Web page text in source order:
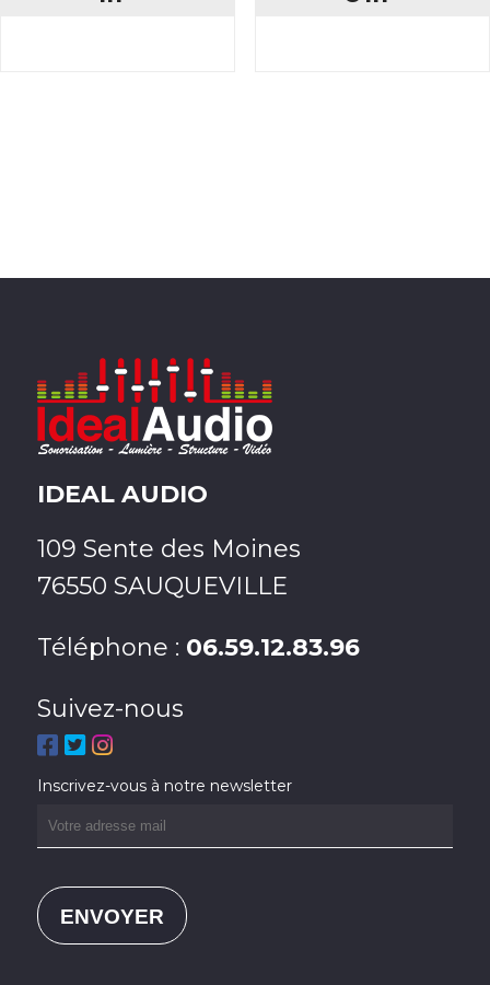
IDEAL AUDIO
109 Sente des Moines
76550 SAUQUEVILLE
Téléphone : 06.59.12.83.96
Suivez-nous
Inscrivez-vous à notre newsletter